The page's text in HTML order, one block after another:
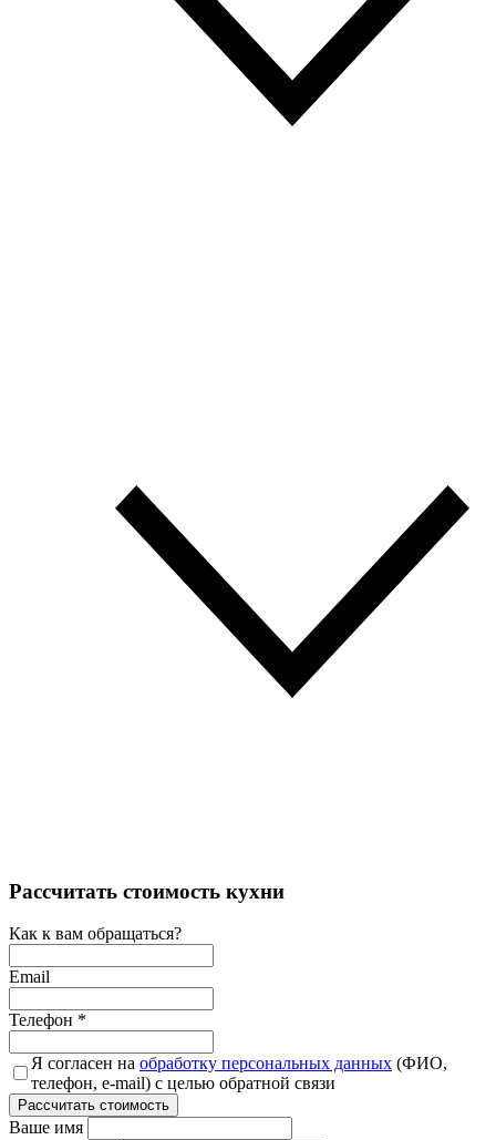
Рассчитать стоимость кухни
Как к вам обращаться?
Email
Телефон *
Я согласен на обработку персональных данных (ФИО,
телефон, e-mail) с целью обратной связи
Рассчитать стоимость
Ваше имя